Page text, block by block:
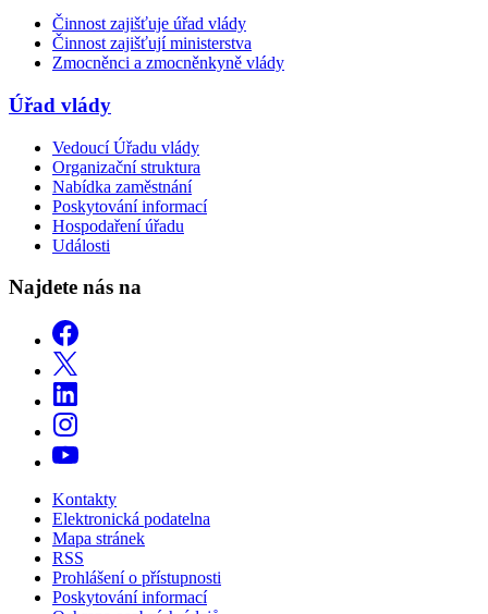
Činnost zajišťuje úřad vlády
Činnost zajišťují ministerstva
Zmocněnci a zmocněnkyně vlády
Úřad vlády
Vedoucí Úřadu vlády
Organizační struktura
Nabídka zaměstnání
Poskytování informací
Hospodaření úřadu
Události
Najdete nás na
Kontakty
Elektronická podatelna
Mapa stránek
RSS
Prohlášení o přístupnosti
Poskytování informací